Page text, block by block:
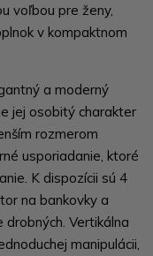
voľbou pre ženy,
v kompaktnom
a moderný
jej osobitý charakter
rozmerom
usporiadanie, ktoré
K dispozícii sú 4
na bankovky a
drobných. Vertikálna
manipulácii,